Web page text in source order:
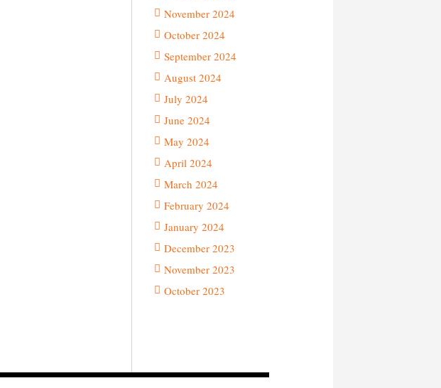
November 2024
October 2024
September 2024
August 2024
July 2024
June 2024
May 2024
April 2024
March 2024
February 2024
January 2024
December 2023
November 2023
October 2023